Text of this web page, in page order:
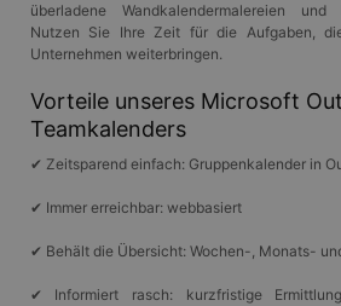
überladene Wandkalendermalereien und
Nutzen Sie Ihre Zeit für die Aufgaben,
Unternehmen weiterbringen.
Vorteile unseres Microsoft
Teamkalenders
✔ Zeitsparend einfach: Gruppenkalender in
✔ Immer erreichbar: webbasiert
✔ Behält die Übersicht: Wochen-, Monats-
✔ Informiert rasch: kurzfristige